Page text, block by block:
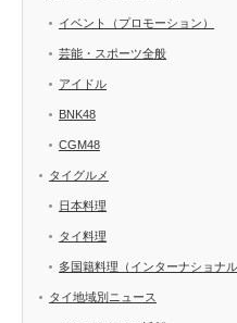
イベント（プロモーション）
芸能・スポーツ全般
アイドル
BNK48
CGM48
タイグルメ
日本料理
タイ料理
多国籍料理（インターナショナル
タイ地域別ニュース